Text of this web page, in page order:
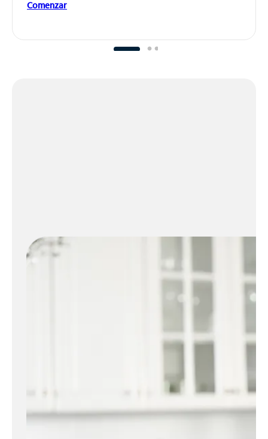
Comenzar